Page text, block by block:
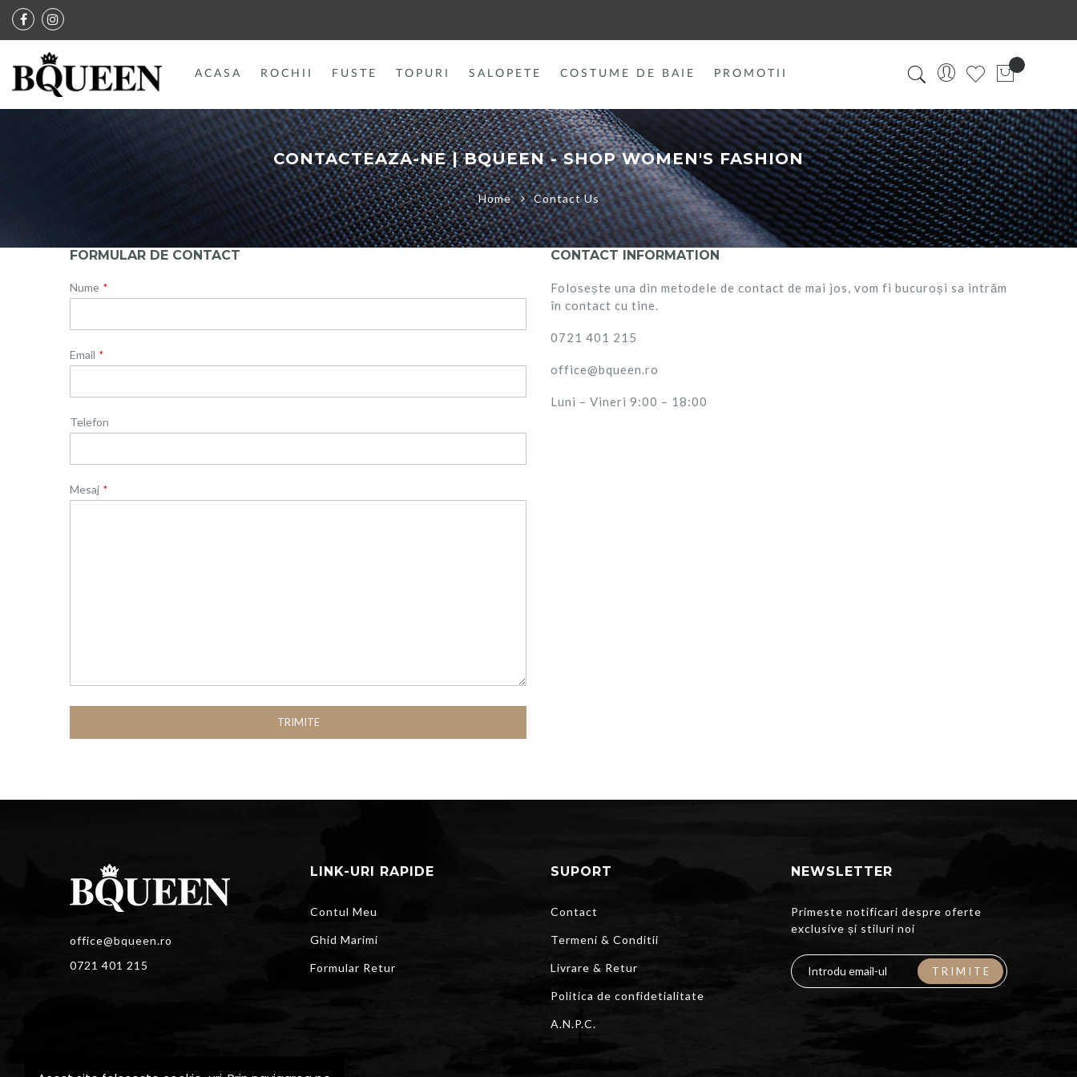
ACASA ROCHII FUSTE TOPURI SALOPETE COSTUME DE BAIE PROMOTII
CONTACTEAZA-NE | BQUEEN - SHOP WOMEN'S FASHION
Home Contact Us
FORMULAR DE CONTACT
Nume
Email
Telefon
Mesaj
TRIMITE
CONTACT INFORMATION
Folosește una din metodele de contact de mai jos, vom fi bucuroși sa intrăm
în contact cu tine.
0721 401 215
office@bqueen.ro
Luni – Vineri 9:00 – 18:00
office@bqueen.ro
0721 401 215
LINK-URI RAPIDE
Contul Meu
Ghid Marimi
Formular Retur
SUPORT
Contact
Termeni & Conditii
Livrare & Retur
Politica de confidetialitate
A.N.P.C.
NEWSLETTER
Primeste notificari despre oferte
exclusive și stiluri noi
TRIMITE